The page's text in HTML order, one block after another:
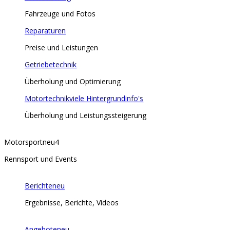
Fahrzeuge und Fotos
Reparaturen
Preise und Leistungen
Getriebetechnik
Überholung und Optimierung
Motortechnikviele Hintergrundinfo's
Überholung und Leistungssteigerung
Motorsportneu4
Rennsport und Events
Berichteneu
Ergebnisse, Berichte, Videos